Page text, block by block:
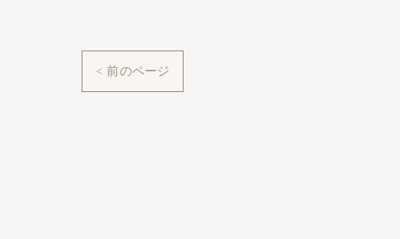
< 前のページ